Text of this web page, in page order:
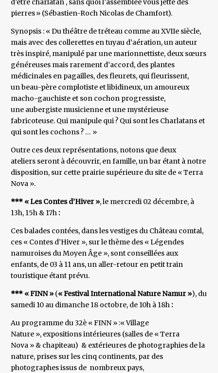
d’être charlatan , sans quoi l’assemblée vous jette des
pierres » (Sébastien-Roch Nicolas de Chamfort).
Synopsis : « Du théâtre de tréteau comme au XVIIe siècle,
mais avec des collerettes en tuyau d’aération, un auteur
très inspiré, manipulé par une marionnettiste, deux sœurs
généreuses mais rarement d’accord, des plantes
médicinales en pagailles, des fleurets, qui fleurissent,
un beau-père complotiste et libidineux, un amoureux
macho-gauchiste et son cochon progressiste,
une aubergiste musicienne et une mystérieuse
fabricoteuse. Qui manipule qui ? Qui sont les Charlatans et
qui sont les cochons ? … »
Outre ces deux représentations, notons que deux
ateliers seront à découvrir, en famille, un bar étant à notre
disposition, sur cette prairie supérieure du site de « Terra
Nova ».
*** « Les Contes d’Hiver », le mercredi 02 décembre, à
13h, 15h & 17h :
Ces balades contées, dans les vestiges du Château comtal,
ces « Contes d’Hiver », sur le thème des « Légendes
namuroises du Moyen Âge », sont conseillées aux
enfants, de 03 à 11 ans, un aller-retour en petit train
touristique étant prévu.
*** « FINN » (« Festival International Nature Namur »), du
samedi 10 au dimanche 18 octobre, de 10h à 18h :
Au programme du 32è « FINN » :« Village
Nature », expositions intérieures (salles de « Terra
Nova » & chapiteau) & extérieures de photographies de la
nature, prises sur les cinq continents, par des
photographes issus de nombreux pays,